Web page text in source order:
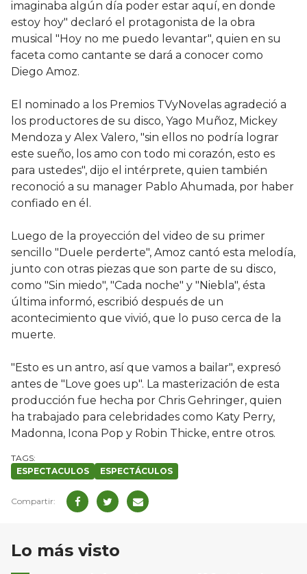
imaginaba algún día poder estar aquí, en donde
estoy hoy" declaró el protagonista de la obra
musical "Hoy no me puedo levantar", quien en su
faceta como cantante se dará a conocer como
Diego Amoz.
El nominado a los Premios TVyNovelas agradeció a
los productores de su disco, Yago Muñoz, Mickey
Mendoza y Alex Valero, "sin ellos no podría lograr
este sueño, los amo con todo mi corazón, esto es
para ustedes", dijo el intérprete, quien también
reconoció a su manager Pablo Ahumada, por haber
confiado en él.
Luego de la proyección del video de su primer
sencillo "Duele perderte", Amoz cantó esta melodía,
junto con otras piezas que son parte de su disco,
como "Sin miedo", "Cada noche" y "Niebla", ésta
última informó, escribió después de un
acontecimiento que vivió, que lo puso cerca de la
muerte.
"Esto es un antro, así que vamos a bailar", expresó
antes de "Love goes up". La masterización de esta
producción fue hecha por Chris Gehringer, quien
ha trabajado para celebridades como Katy Perry,
Madonna, Icona Pop y Robin Thicke, entre otros.
ESPECTACULOS ESPECTÁCULOS
Lo más visto